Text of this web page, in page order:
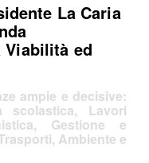
La Caria
ed
ampie e decisive:
scolastica, Lavori
Gestione e
Ambiente e